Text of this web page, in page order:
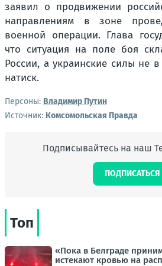
заявил о продвижении
направлениям в зоне
военной операции. Глава
что ситуация на поле боя
России, а украинские силы не
натиск.
Персоны: Владимир Путин
Источник: Комсомольская Правда
Подписывайтесь на наш
ПОДПИСАТЬСЯ
Топ
«Пока в Белграде
истекают кровью на